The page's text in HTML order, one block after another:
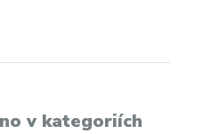
v kategoriích